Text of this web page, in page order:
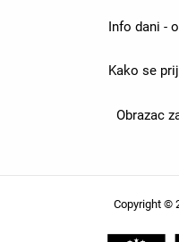
Info dani -
Kako se
Obrazac
Copyright ©